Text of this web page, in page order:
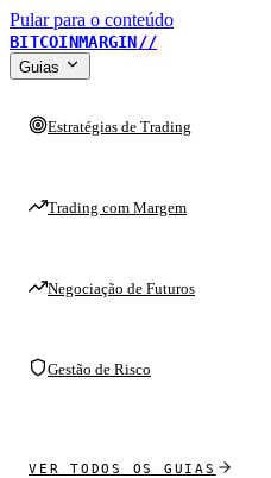
Pular para o conteúdo
BITCOINMARGIN//
Guias
Estratégias de Trading
Trading com Margem
Negociação de Futuros
Gestão de Risco
VER TODOS OS GUIAS